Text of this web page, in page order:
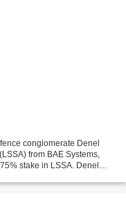
conglomerate Denel
from BAE Systems,
stake in LSSA. Denel